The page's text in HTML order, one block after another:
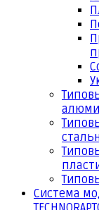
Система